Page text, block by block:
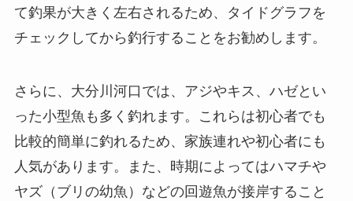
て釣果が大きく左右されるため、タイドグラフを
チェックしてから釣行することをお勧めします。
さらに、大分川河口では、アジやキス、ハゼとい
った小型魚も多く釣れます。これらは初心者でも
比較的簡単に釣れるため、家族連れや初心者にも
人気があります。また、時期によってはハマチや
ヤズ（ブリの幼魚）などの回遊魚が接岸すること